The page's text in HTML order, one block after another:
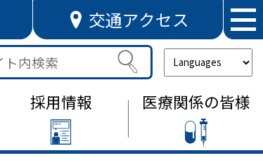
交通アクセス
採用情報 医療関係の皆様